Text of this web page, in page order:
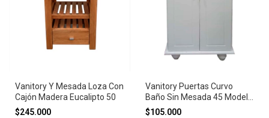
Vanitory Y Mesada Loza Con
Cajón Madera Eucalipto 50
$245.000
Vanitory Puertas Curvo
Baño Sin Mesada 45 Modelo
Avignon
$105.000